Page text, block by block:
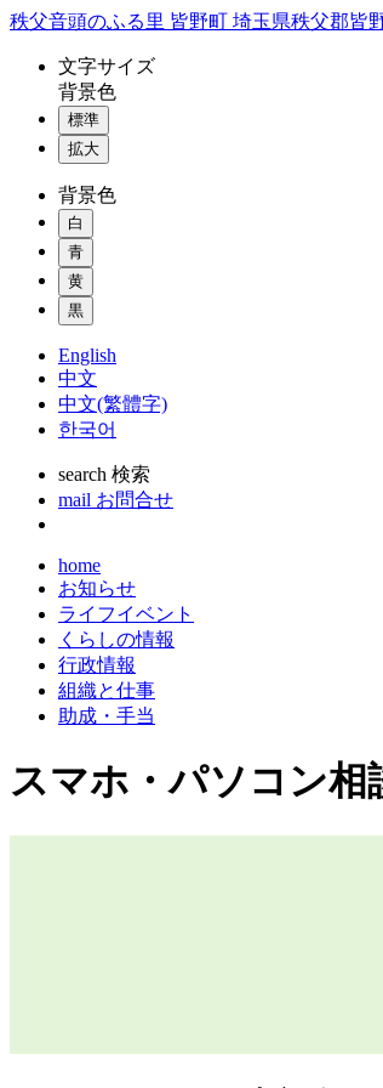
コ
秩父音頭のふる里 皆野町 埼玉県秩父郡皆
文字サイズ
背景色
標準
拡大
背景色
白
青
黄
黒
English
中文
中文(繁體字)
한국어
search 検索
mail お問合せ
home
お知らせ
ライフイベント
くらしの情報
行政情報
組織と仕事
助成・手当
スマホ・パソコン相